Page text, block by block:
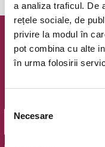
a analiza traficul. De
rețele sociale, de
privire la modul în
pot combina cu alte
în urma folosirii
consimțământului
Necesare